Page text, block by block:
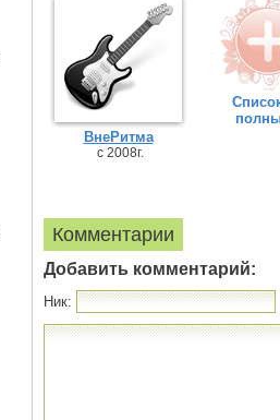
ВнеРитма
c 2008г.
Комментарии
Добавить комментарий:
Ник: